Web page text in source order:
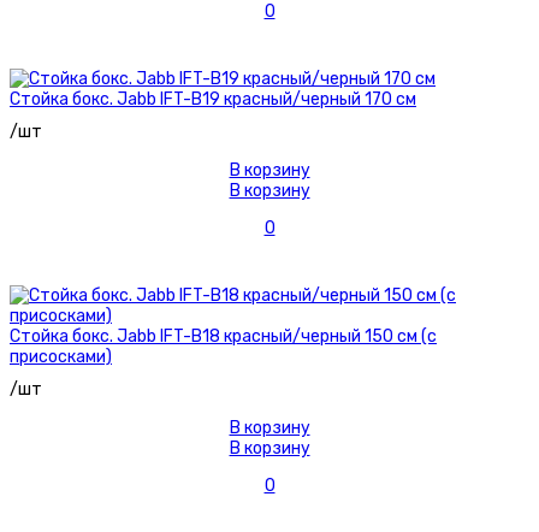
0
Стойка бокс. Jabb IFT-B19 красный/черный 170 см
/шт
В корзину
В корзину
0
Стойка бокс. Jabb IFT-B18 красный/черный 150 см (с
присосками)
/шт
В корзину
В корзину
0